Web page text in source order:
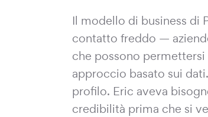
Il modello di business di
contatto freddo —
che possono
approccio basato sui
profilo. Eric aveva
credibilità prima che si